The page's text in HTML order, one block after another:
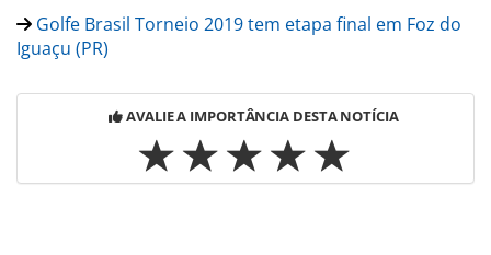
Golfe Brasil Torneio 2019 tem etapa final em Foz do
Iguaçu (PR)
AVALIE A IMPORTÂNCIA DESTA NOTÍCIA